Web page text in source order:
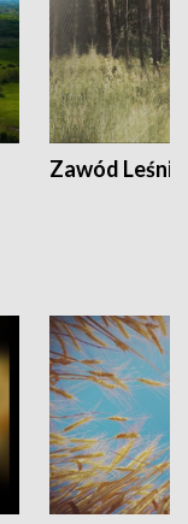
Zawód Leśnik